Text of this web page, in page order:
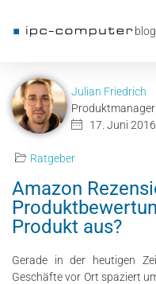
blog
Julian Friedrich
Produktmanager
17. Juni 2016
Ratgeber
Amazon
Produkt aus?
Gerade in der heutigen
Geschäfte vor Ort spaziert